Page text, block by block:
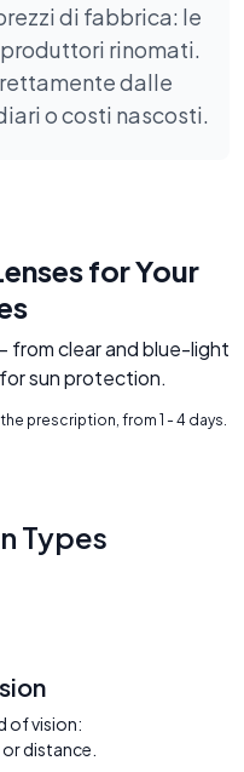
di fabbrica: le
rinomati.
dalle
o costi nascosti.
for Your
from clear and blue-light
sun protection.
prescription, from 1 - 4 days.
Types
of vision:
distance.